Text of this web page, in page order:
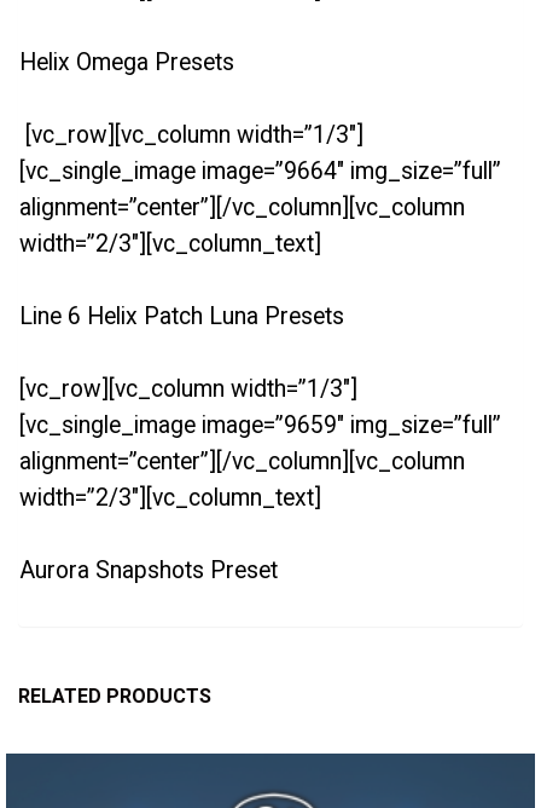
Helix Omega Presets
[vc_row][vc_column width=”1/3″]
[vc_single_image image=”9664″ img_size=”full”
alignment=”center”][/vc_column][vc_column
width=”2/3″][vc_column_text]
Line 6 Helix Patch Luna Presets
[vc_row][vc_column width=”1/3″]
[vc_single_image image=”9659″ img_size=”full”
alignment=”center”][/vc_column][vc_column
width=”2/3″][vc_column_text]
Aurora Snapshots Preset
RELATED PRODUCTS